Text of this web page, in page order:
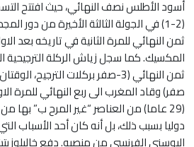
أسود الأطلس نصف النهائي، حيث افتتح
(2-1) في الجولة الثالثة الأخيرة من
المكسيك. كما سجل زياش الركلة الترجيحية
ثمن النهائي (3-صفر بركلات
صفر) وقاد المغرب الى ربع النهائي للمرة
(29 عاما) من العناصر “غير المرح ب” بها
دوليا بسبب ذلك، بل أنه كان أحد الأسباب
البوسني الفرنسي من منصبه. دفع